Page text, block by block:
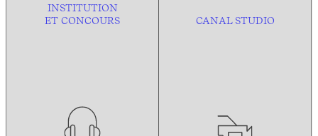
INSTITUTION
ET CONCOURS
CANAL STUDIO